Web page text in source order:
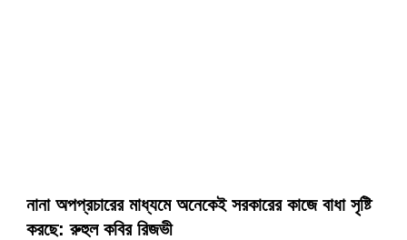
নানা অপপ্রচারের মাধ্যমে অনেকেই সরকারের কাজে বাধা সৃষ্টি
করছে: রুহুল কবির রিজভী